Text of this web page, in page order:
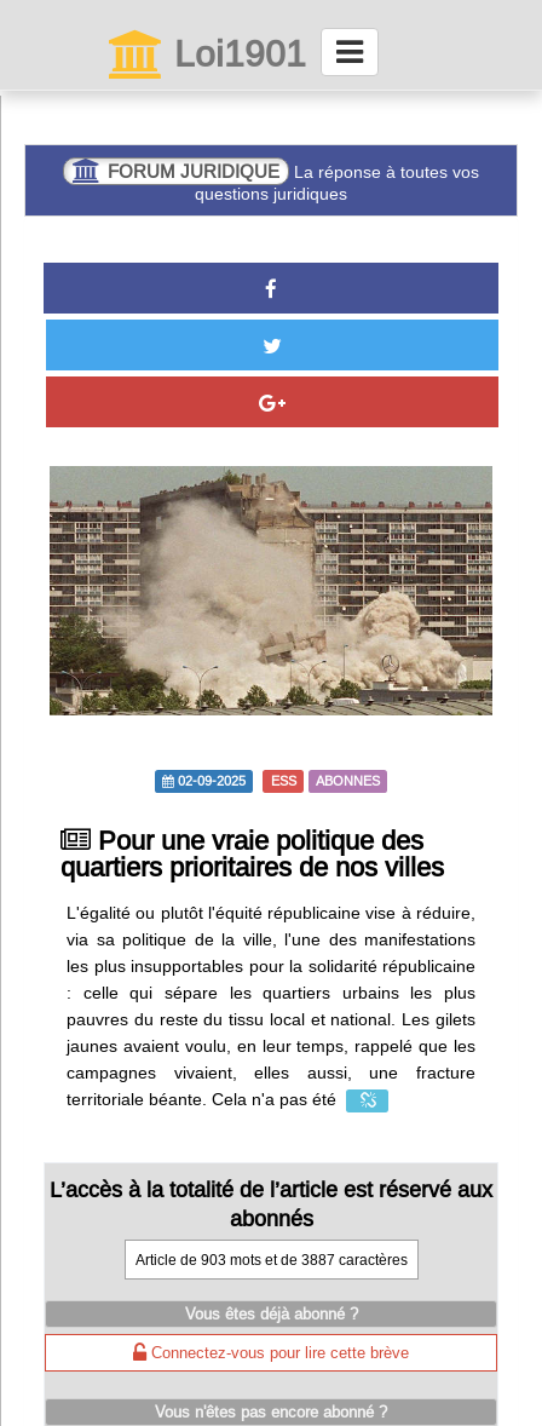
Loi1901
Connexion
Partager
VieAsso
Infos
Divers
Abo Lettrasso
Désabo Lettrasso
Nous contacter
FORUM JURIDIQUE
La réponse à toutes vos
questions juridiques
02-09-2025 ESS ABONNES
Pour une vraie politique des
quartiers prioritaires de nos villes
L'égalité ou plutôt l'équité républicaine vise à réduire,
via sa politique de la ville, l'une des manifestations
les plus insupportables pour la solidarité républicaine
: celle qui sépare les quartiers urbains les plus
pauvres du reste du tissu local et national. Les gilets
jaunes avaient voulu, en leur temps, rappelé que les
campagnes vivaient, elles aussi, une fracture
territoriale béante. Cela n'a pas été
L’accès à la totalité de l’article est réservé aux
abonnés
Article de 903 mots et de 3887 caractères
Vous êtes déjà abonné ?
Connectez-vous pour lire cette brève
Vous n'êtes pas encore abonné ?